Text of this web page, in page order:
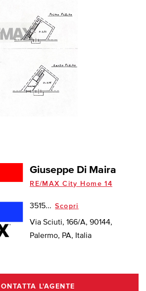
Giuseppe Di Maira
RE/MAX City Home 14
3515... Scopri
Via Sciuti, 166/A, 90144,
Palermo, PA, Italia
L'AGENTE